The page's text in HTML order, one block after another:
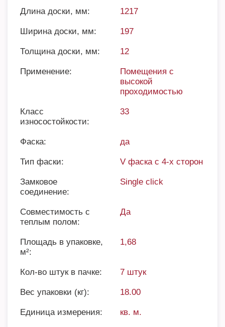
Длина доски, мм: 1217
Ширина доски, мм: 197
Толщина доски, мм: 12
Применение:
Помещения с
высокой
проходимостью
Класс
износостойкости:
33
Фаска: да
Тип фаски: V фаска с 4-х сторон
Замковое
соединение:
Single click
Совместимость с
теплым полом:
Да
Площадь в упаковке,
м²:
1,68
Кол-во штук в пачке: 7 штук
Вес упаковки (кг): 18.00
Единица измерения: кв. м.